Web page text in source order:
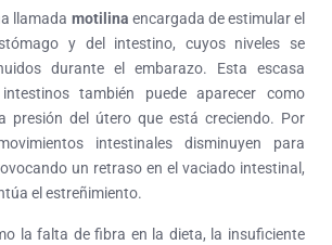
llamada motilina encargada de estimular el
y del intestino, cuyos niveles se
durante el embarazo. Esta escasa
también puede aparecer como
presión del útero que está creciendo. Por
intestinales disminuyen para
un retraso en el vaciado intestinal,
el estreñimiento.
la falta de fibra en la dieta, la insuficiente